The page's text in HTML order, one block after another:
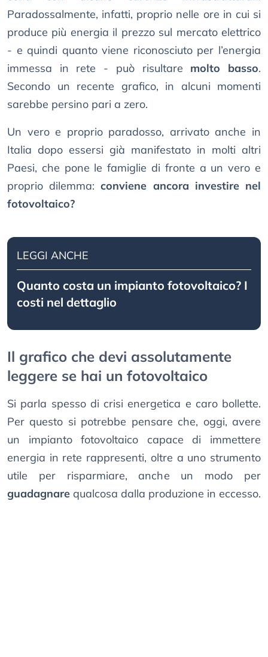
Paradossalmente, infatti, proprio nelle ore in cui si
produce più energia il prezzo sul mercato elettrico
- e quindi quanto viene riconosciuto per l’energia
immessa in rete - può risultare molto basso.
Secondo un recente grafico, in alcuni momenti
sarebbe persino pari a zero.
Un vero e proprio paradosso, arrivato anche in
Italia dopo essersi già manifestato in molti altri
Paesi, che pone le famiglie di fronte a un vero e
proprio dilemma:conviene ancora investire nel
fotovoltaico?
LEGGI ANCHE
Quanto costa un impianto fotovoltaico? I
costi nel dettaglio
Il grafico che devi assolutamente
leggere se hai un fotovoltaico
Si parla spesso di crisi energetica e caro bollette.
Per questo si potrebbe pensare che, oggi, avere
un impianto fotovoltaico capace di immettere
energia in rete rappresenti, oltre a uno strumento
utile per risparmiare, anche un modo per
guadagnare qualcosa dalla produzione in eccesso.